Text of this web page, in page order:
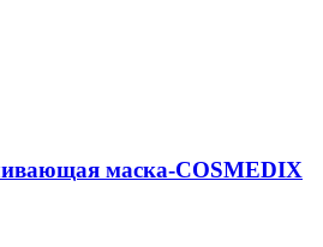
маска-COSMEDIX